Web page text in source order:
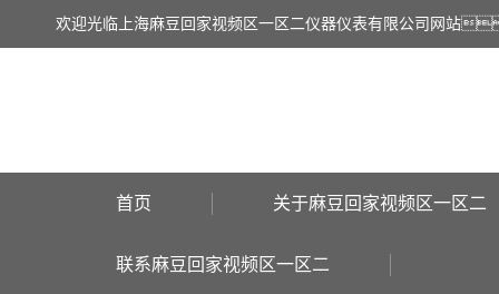
欢迎光临上海麻豆回家视频区一区二仪器仪表有限公司网站
首页 关于麻豆回家视频区一区二
联系麻豆回家视频区一区二